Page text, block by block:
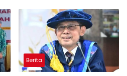
Indonesia di Tingkat
Global
Berita